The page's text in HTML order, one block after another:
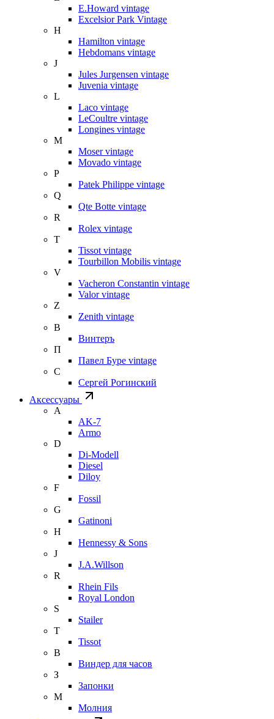
E.Howard vintage
Excelsior Park Vintage
H
Hamilton vintage
Hebdomans vintage
J
Jules Jurgensen vintage
Juvenia vintage
L
Laco vintage
LeCoultre vintage
Longines vintage
M
Moser vintage
Movado vintage
P
Patek Philippe vintage
Q
Qte Botte vintage
R
Rolex vintage
T
Tissot vintage
Tourbillon Mobilis vintage
V
Vacheron Constantin vintage
Valor vintage
Z
Zenith vintage
В
Винтеръ
П
Павел Буре vintage
С
Сергей Рогинский
Аксессуары
A
AK-7
Armo
D
Di-Modell
Diesel
Diloy
F
Fossil
G
Gatinoni
H
Hennessy & Sons
J
J.A.Willson
R
Rhein Fils
Royal London
S
Stailer
T
Tissot
В
Виндер для часов
З
Запонки
М
Молния